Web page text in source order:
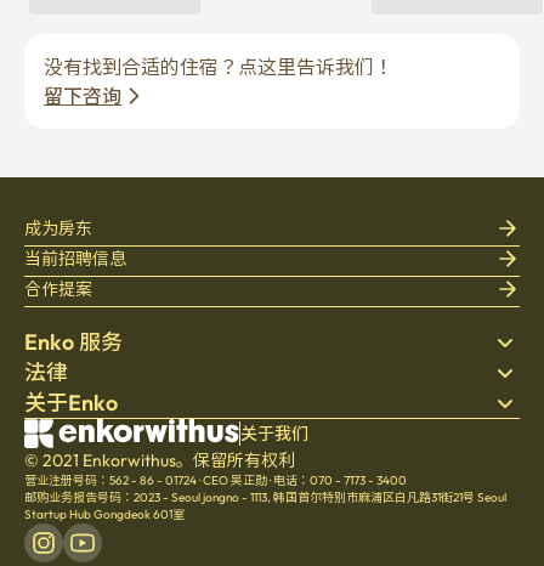
没有找到合适的住宿？点这里告诉我们！
留下咨询
Enko 服务
搜索房源
床上用品
博客
帮助中心
法律
隐私政策
服务条款
取消与退款政策
关于Enko
公司介绍
招聘
文化
成为房东
当前招聘信息
合作提案
关于我们
© 2021 Enkorwithus。保留所有权利
营业注册号码：562 - 86 - 01724·CEO 吴正勋· 电话：070 - 7173 - 3400
邮购业务报告号码：2023 - Seoul jongno - 1113, 韩国首尔特别市麻浦区白凡路31街21号 Seoul
Startup Hub Gongdeok 601室